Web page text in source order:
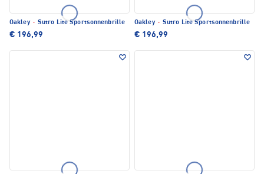
Oakley · Sutro Lite Sportsonnenbrille
€ 196,99
Oakley · Sutro Lite Sportsonnenbrille
€ 196,99